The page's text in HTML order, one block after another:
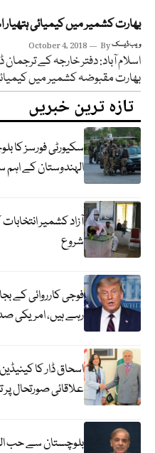
بھارت کشمیر میں کیمیائی ہتھیار
October 4, 2018 Byویب ڈیسک
اسلام آباد: دفتر خارجہ کے
بھارت مقبوضہ کشمیر میں
تازہ ترین خبریں
سکیورٹی فورسز کا
الہندوستان کے اہم سرغنہ
آزاد کشمیر
شروع
فوجی کارروائی کے
رہے ہیں، امریکی
اسحاق ڈار کا
علاقائی صورتحال پر
بلوچستان سے حب